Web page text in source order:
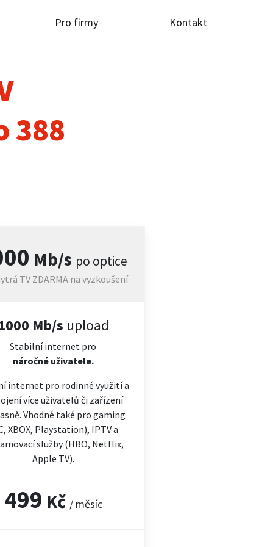
Pro firmy Kontakt
388
Mb/s po optice
TV ZDARMA na vyzkoušení
Mb/s upload
Stabilní internet pro
náročnéuživatele.
internet pro rodinné využití a
více uživatelů či zařízení
Vhodné také pro gaming
XBOX, Playstation), IPTV a
služby (HBO, Netflix,
Apple TV).
499 Kč / měsíc